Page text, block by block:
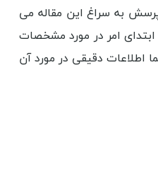
به سراغ این مقاله می
ابتدای امر در مورد مشخصات
اطلاعات دقیقی در مورد آن